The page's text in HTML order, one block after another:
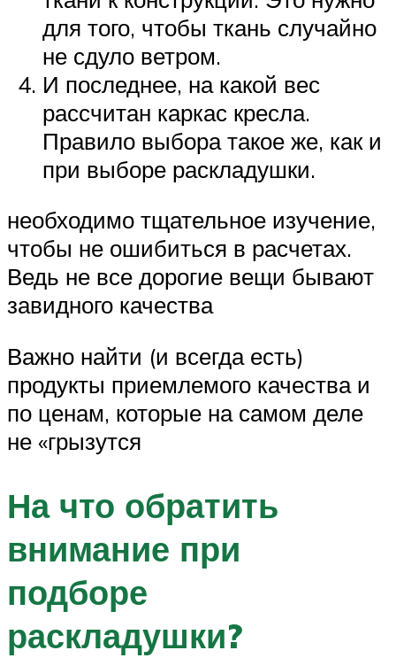
для того, чтобы ткань случайно
не сдуло ветром.
И последнее, на какой вес
рассчитан каркас кресла.
Правило выбора такое же, как и
при выборе раскладушки.
необходимо тщательное изучение,
чтобы не ошибиться в расчетах.
Ведь не все дорогие вещи бывают
завидного качества
Важно найти (и всегда есть)
продукты приемлемого качества и
по ценам, которые на самом деле
не «грызутся
На что обратить
внимание при
подборе
раскладушки?